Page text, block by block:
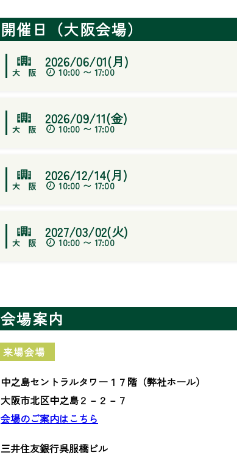
開催日（大阪会場）
2026/06/01(月)
10:00 〜 17:00
2026/09/11(金)
10:00 〜 17:00
2026/12/14(月)
10:00 〜 17:00
2027/03/02(火)
10:00 〜 17:00
会場案内
来場会場
中之島セントラルタワー１７階（弊社ホール）
大阪市北区中之島２－２－７
会場のご案内はこちら
三井住友銀行呉服橋ビル